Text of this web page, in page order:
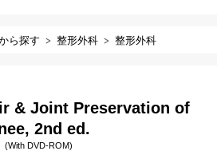
ら探す 整形外科 整形外科
& Joint Preservation of
2nd ed.
(With DVD-ROM)